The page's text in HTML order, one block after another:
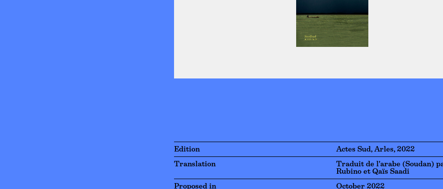
Edition Actes Sud, Arles, 2022
Translation
Traduit de l'arabe (Soudan)
Rubino et Qaïs Saadi
Proposed in October 2022